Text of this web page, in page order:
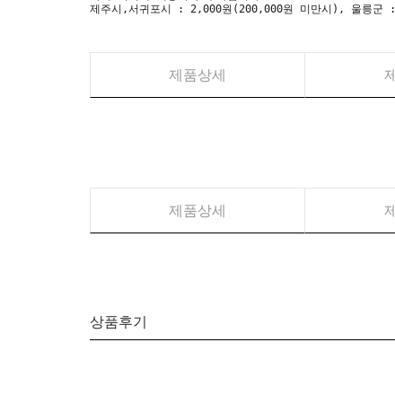
제주시,서귀포시 : 2,000원(200,000원 미만시), 울릉군
제품상세
제품상세
상품후기